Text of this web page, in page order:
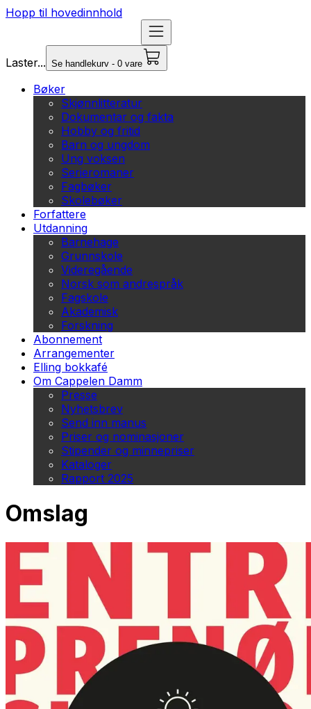
Hopp til hovedinnhold
Laster... Se handlekurv - 0 vare
Bøker
Skjønnlitteratur
Dokumentar og fakta
Hobby og fritid
Barn og ungdom
Ung voksen
Serieromaner
Fagbøker
Skolebøker
Forfattere
Utdanning
Barnehage
Grunnskole
Videregående
Norsk som andrespråk
Fagskole
Akademisk
Forskning
Abonnement
Arrangementer
Elling bokkafé
Om Cappelen Damm
Presse
Nyhetsbrev
Send inn manus
Priser og nominasjoner
Stipender og minnepriser
Kataloger
Rapport 2025
Omslag